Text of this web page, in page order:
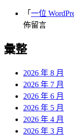
「 一位
佈留言
彙整
2026 年 8 月
2026 年 7 月
2026 年 6 月
2026 年 5 月
2026 年 4 月
2026 年 3 月